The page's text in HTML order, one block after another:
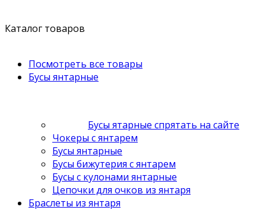
Каталог товаров
Посмотреть все товары
Бусы янтарные
Бусы ятарные спрятать на сайте
Чокеры с янтарем
Бусы янтарные
Бусы бижутерия с янтарем
Бусы с кулонами янтарные
Цепочки для очков из янтаря
Браслеты из янтаря